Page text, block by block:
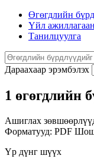
Өгөгдлийн
Үйл
Танилцуулга
Дараахаар эрэмбэлэх
1 өгөгдлийн
Ашиглах
Форматууд: PDF
Үр дүнг шүүх